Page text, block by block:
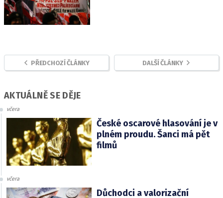
PŘEDCHOZÍ ČLÁNKY DALŠÍ ČLÁNKY
AKTUÁLNĚ SE DĚJE
včera
České oscarové hlasování je v
plném proudu. Šanci má pět
filmů
včera
Důchodci a valorizační